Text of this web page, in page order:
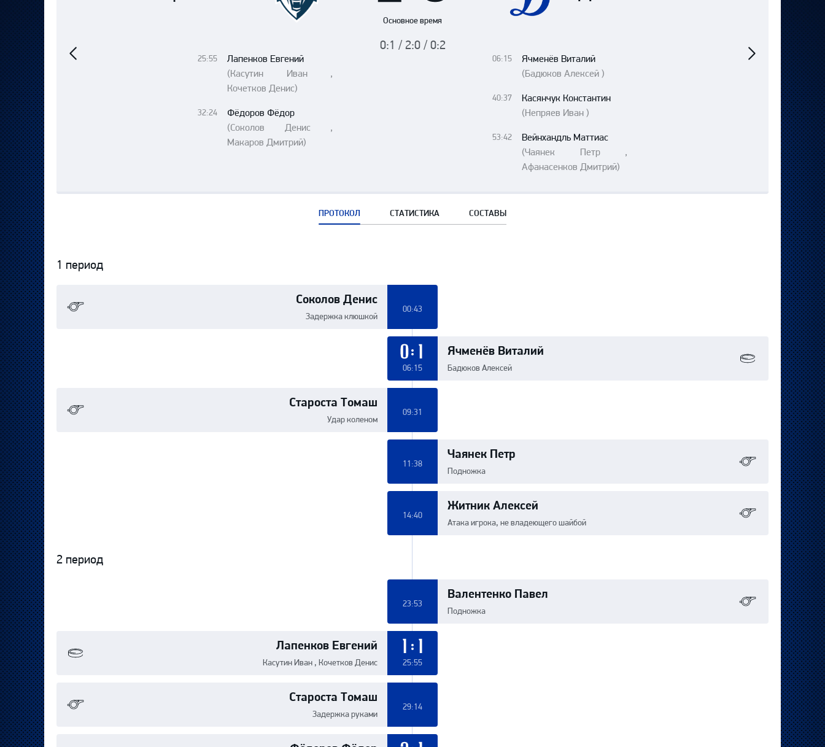
Локомотив
Шанхайские Драконы
Амур
Основное время
0:1 / 2:0 / 0:2
25:55
Лапенков Евгений
(Касутин Иван ,
Кочетков Денис)
32:24
Фёдоров Фёдор
(Соколов Денис ,
Макаров Дмитрий)
06:15
Ячменёв Виталий
(Бадюков Алексей )
40:37
Касянчук Константин
(Непряев Иван )
53:42
Вейнхандль Маттиас
(Чаянек Петр ,
Афанасенков Дмитрий)
матч
матч
ПРОТОКОЛ СТАТИСТИКА СОСТАВЫ
Протокол
1 период
Соколов Денис
Задержка клюшкой
00:43
Ячменёв Виталий
Бадюков Алексей
0:1
06:15
Староста Томаш
Удар коленом
09:31
Чаянек Петр
Подножка
11:38
Житник Алексей
Атака игрока, не владеющего шайбой
14:40
2 период
Валентенко Павел
Подножка
23:53
Лапенков Евгений
Касутин Иван , Кочетков Денис
1:1
25:55
Староста Томаш
Задержка руками
29:14